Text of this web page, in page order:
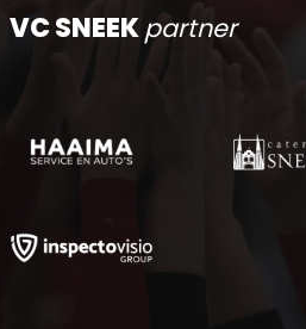
VC SNEEKpartner